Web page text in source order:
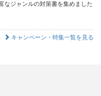
なジャンルの対策書を集めました
キャンペーン・特集一覧を見る